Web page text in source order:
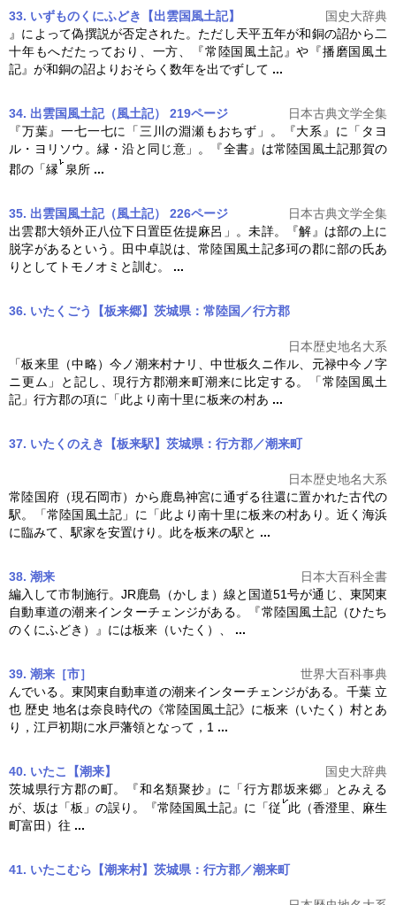
33. いずものくにふどき【出雲国風土記】
国史大辞典
』によって偽撰説が否定された。ただし天平五年が和銅の詔から二
十年もへだたっており、一方、『常陸国風土記 』や『播磨国風土
記』が和銅の詔よりおそらく数年を出でずして ...
34. 出雲国風土記（風土記） 219ページ
日本古典文学全集
『万葉』一七一七に「三川の淵瀬もおちず」。『大系』に「タヨ
ル・ヨリソウ。縁・沿と同じ意」。『全書』は常陸国風土記那賀の
郡の「縁
泉所 ...
35. 出雲国風土記（風土記） 226ページ
日本古典文学全集
出雲郡大領外正八位下日置臣佐提麻呂」。未詳。『解』は部の上に
脱字があるという。田中卓説は、常陸国風土記多珂の郡に部の氏あ
りとしてトモノオミと訓む。 ...
36. いたくごう【板来郷】茨城県：常陸国／行方郡
日本歴史地名大系
「板来里（中略）今ノ潮来村ナリ、中世板久ニ作ル、元禄中今ノ字
ニ更ム」と記し、現行方郡潮来町潮来に比定する。「常陸国風土
記 」行方郡の項に「此より南十里に板来の村あ ...
37. いたくのえき【板来駅】茨城県：行方郡／潮来町
日本歴史地名大系
常陸国府（現石岡市）から鹿島神宮に通ずる往還に置かれた古代の
駅。「常陸国風土記 」に「此より南十里に板来の村あり。近く海浜
に臨みて、駅家を安置けり。此を板来の駅と ...
38. 潮来
日本大百科全書
編入して市制施行。JR鹿島（かしま）線と国道51号が通じ、東関東
自動車道の潮来インターチェンジがある。『常陸国風土記 （ひたち
のくにふどき）』には板来（いたく）、 ...
39. 潮来［市］
世界大百科事典
んでいる。東関東自動車道の潮来インターチェンジがある。千葉 立
也 歴史 地名は奈良時代の《常陸国風土記》に板来（いたく）村とあ
り，江戸初期に水戸藩領となって，1 ...
40. いたこ【潮来】
国史大辞典
茨城県行方郡の町。『和名類聚抄』に「行方郡坂来郷」とみえる
が、坂は「板」の誤り。『常陸国風土記』に「従
此（香澄里、麻生
町富田）往 ...
41. いたこむら【潮来村】茨城県：行方郡／潮来町